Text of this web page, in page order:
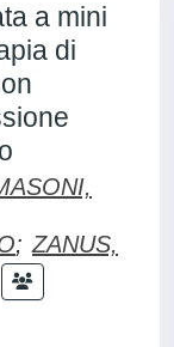
a mini
di
; ZANUS,